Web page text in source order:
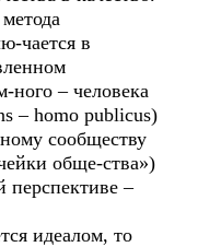
чается в
ного – человека
– homo publicus)
сообществу
обще-ства»)
перспективе –
идеалом, то